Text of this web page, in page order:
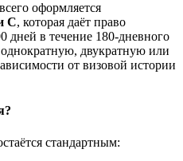
оформляется
C, которая даёт право
дней в течение 180-дневного
двукратную или
от визовой истории
стандартным: